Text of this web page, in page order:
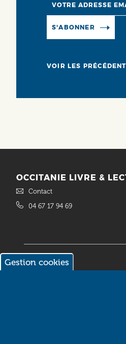
S'ABONNER
VOIR LES
OCCITANIE LIVRE &
Contact
04 67 17 94 69
Gestion cookies